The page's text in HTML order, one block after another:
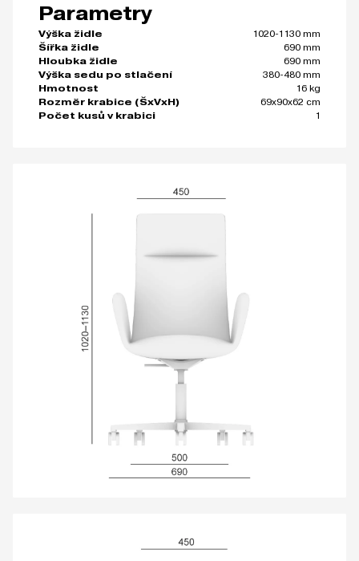
Parametry
Výška židle
1020-1130 mm
Šířka židle
690 mm
Hloubka židle
690 mm
Výška sedu po stlačení
380-480 mm
Hmotnost
16 kg
Rozměr krabice (ŠxVxH)
69x90x62 cm
Počet kusů v krabici
1